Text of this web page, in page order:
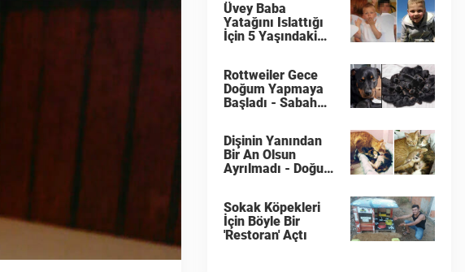
Yaşadı
Üvey Baba
Yatağını Islattığı
İçin 5 Yaşındaki
Rottweiler Gece
Doğum Yapmaya
Başladı - Sabah
Dişinin Yanından
Bir An Olsun
Ayrılmadı - Doğum
Sokak Köpekleri
İçin Böyle Bir
'Restoran' Açtı